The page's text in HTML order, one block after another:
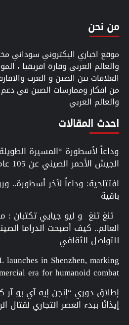
من نحن
موقع اخباري اليكتروني سوداني
والعالم العربي وقارة افريقيا ،
العلاقات بين الصين و العرب
من افكار وممارسات الصين في دعم
والعالم العربي
احدث المقالات
وداعاً لأسطورة “المسيرة
الجيش الأحمر الصيني عن 105 عاماً
افتتاحية: وداعاً لآخر أسطورة..
باقية
تنغ تنغ و ليو جيايي تكتبان
العالم.. كيف أصبحت الدراما
للتواصل الثقافي
launches in Shenzhen, marking
era for humanoid combat
إطلاق دوري “إنجن إيه آي يو
إيذانًا ببدء العصر التجاري لقتال